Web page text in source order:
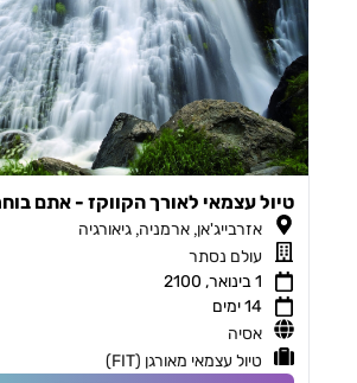
טיול עצמאי לאורך הקווקז - אתם
אזרבייג'אן, ארמניה, גיאורגיה
עולם נסתר
1 בינואר, 2100
14 ימים
אסיה
טיול עצמאי מאורגן (FIT)